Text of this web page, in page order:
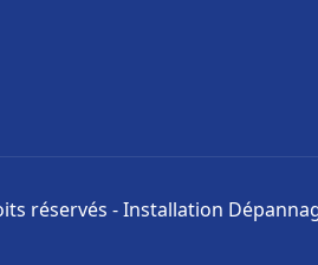
réservés - Installation